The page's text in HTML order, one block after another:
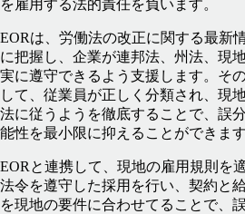
を雇用する法的責任を負います。
EORは、労働法の改正に関する最新
に把握し、企業が連邦法、州法、現
実に遵守できるよう支援します。そ
して、従業員が正しく分類され、現
法に従うようを徹底することで、誤
能性を最小限に抑えることができます
EORと連携して、現地の雇用規則を適
法令を遵守した採用を行い、契約と
を現地の要件に合わせてることで、